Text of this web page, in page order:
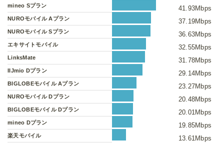
mineo Sプラン 41.93Mbps
NUROモバイル Aプラン 37.19Mbps
NUROモバイル Sプラン 36.63Mbps
エキサイトモバイル 32.55Mbps
LinksMate 31.78Mbps
IIJmio Dプラン 29.14Mbps
BIGLOBEモバイル Aプラン 23.27Mbps
NUROモバイル Dプラン 20.48Mbps
BIGLOBEモバイル Dプラン 20.01Mbps
mineo Dプラン 19.85Mbps
楽天モバイル 13.61Mbps